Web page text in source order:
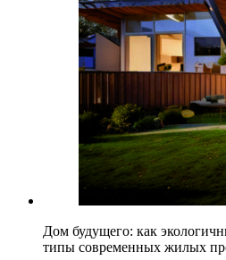
Дом будущего: как
типы современных жилых